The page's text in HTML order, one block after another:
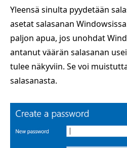
Yleensä sinulta pyydetään
asetat salasanan
paljon apua, jos unohdat
antanut väärän salasanan
tulee näkyviin. Se voi
salasanasta.